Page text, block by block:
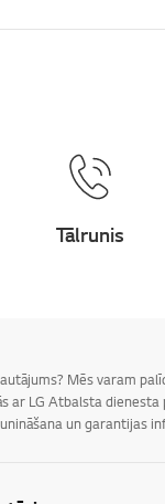
Tālrunis
Mēs varam
ar LG Atbalsta
un garantijas